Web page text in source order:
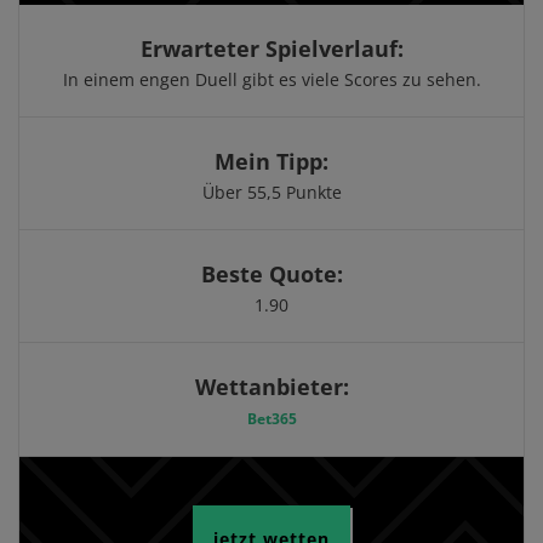
Erwarteter Spielverlauf:
In einem engen Duell gibt es viele Scores zu sehen.
Mein Tipp:
Über 55,5 Punkte
Beste Quote:
1.90
Wettanbieter:
Bet365